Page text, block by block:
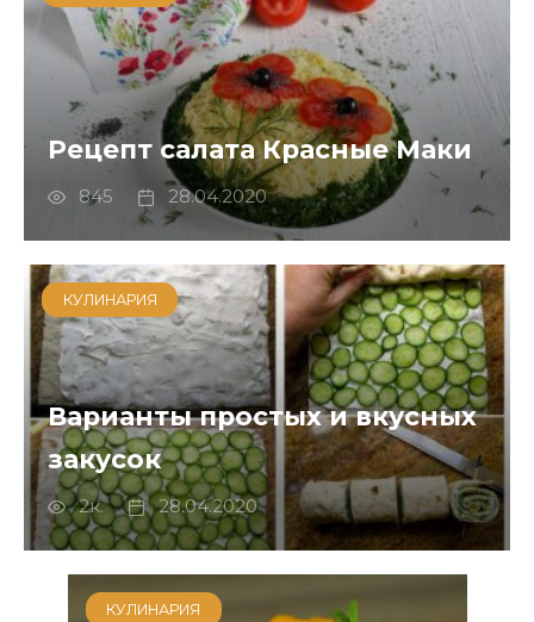
Рецепт салата Красные Маки
845 28.04.2020
КУЛИНАРИЯ
Варианты простых и вкусных
закусок
2к. 28.04.2020
КУЛИНАРИЯ